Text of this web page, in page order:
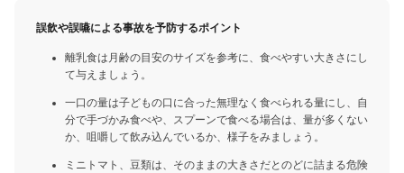
誤飲や誤嚥による事故を予防するポイント
離乳食は月齢の目安のサイズを参考に、食べやすい大きさにし
て与えましょう。
一口の量は子どもの口に合った無理なく食べられる量にし、自
分で手づかみ食べや、スプーンで食べる場合は、量が多くない
か、咀嚼して飲み込んでいるか、様子をみましょう。
ミニトマト、豆類は、そのままの大きさだとのどに詰まる危険